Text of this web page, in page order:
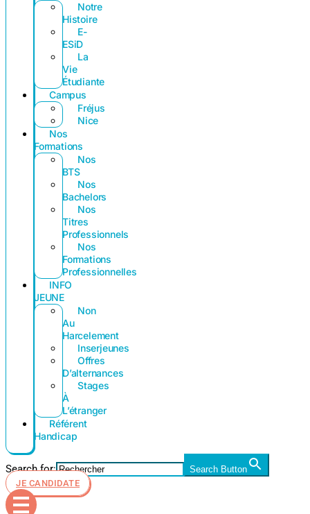
Notre
Histoire
E-
ESiD
La
Vie
Étudiante
Campus
Fréjus
Nice
Nos
Formations
Nos
BTS
Nos
Bachelors
Nos
Titres
Professionnels
Nos
Formations
Professionnelles
INFO
JEUNE
Non
Au
Harcelement
Inserjeunes
Offres
D’alternances
Stages
À
L’étranger
Référent
Handicap
Search for:
Search Button
JE CANDIDATE